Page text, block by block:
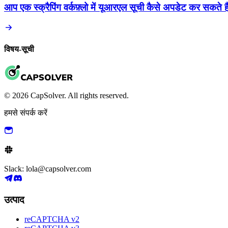
आप एक स्क्रैपिंग वर्कफ़्लो में यूआरएल सूची कैसे अपडेट कर सकते
विषय-सूची
© 2026 CapSolver. All rights reserved.
हमसे संपर्क करें
Slack: lola@capsolver.com
उत्पाद
reCAPTCHA v2